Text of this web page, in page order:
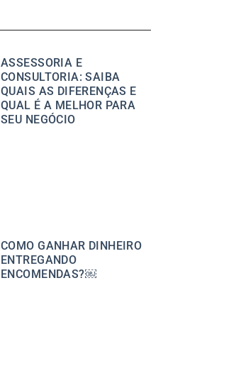
ASSESSORIA E
CONSULTORIA: SAIBA
QUAIS AS DIFERENÇAS E
QUAL É A MELHOR PARA
SEU NEGÓCIO
COMO GANHAR DINHEIRO
ENTREGANDO
ENCOMENDAS?￼